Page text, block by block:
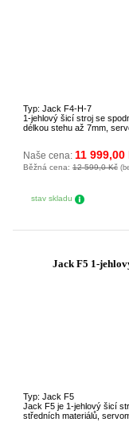
Typ: Jack F4-H-7
1-jehlový šicí stroj se
délkou stehu až 7mm,
Naše cena: 11 999,00
Běžná cena: 12 599,0 Kč
stav skladu
Jack F5 1-
Typ: Jack F5
Jack F5 je 1-jehlový šicí
středních materiálů,